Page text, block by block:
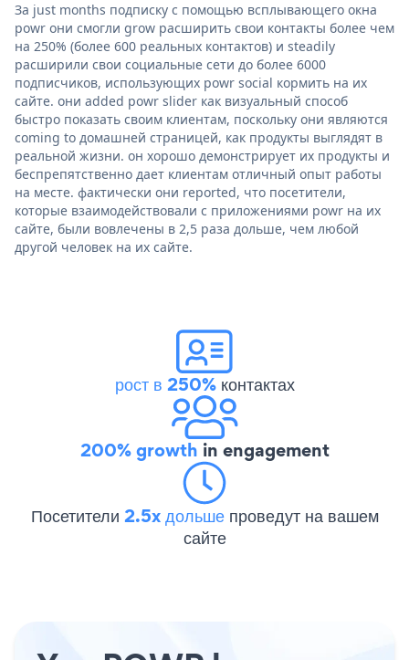
За just months подписку с помощью всплывающего окна
powr они смогли grow расширить свои контакты более чем
на 250% (более 600 реальных контактов) и steadily
расширили свои социальные сети до более 6000
подписчиков, использующих powr social кормить на их
сайте. они added powr slider как визуальный способ
быстро показать своим клиентам, поскольку они являются
coming to домашней страницей, как продукты выглядят в
реальной жизни. он хорошо демонстрирует их продукты и
беспрепятственно дает клиентам отличный опыт работы
на месте. фактически они reported, что посетители,
которые взаимодействовали с приложениями powr на их
сайте, были вовлечены в 2,5 раза дольше, чем любой
другой человек на их сайте.
рост в 250%контактах
200% growth in engagement
Посетители 2.5x дольше проведут на вашем
сайте